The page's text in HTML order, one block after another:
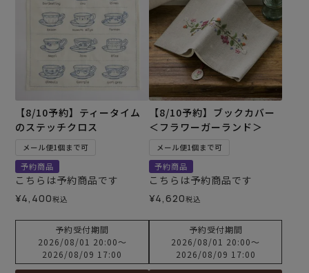
【8/10予約】ティータイム
のステッチクロス
メール便1個まで可
予約商品
こちらは予約商品です
¥4,400税込
予約受付期間
2026/08/01 20:00〜
2026/08/09 17:00
【8/10予約】ブックカバー
＜フラワーガーランド＞
メール便1個まで可
予約商品
こちらは予約商品です
¥4,620税込
予約受付期間
2026/08/01 20:00〜
2026/08/09 17:00